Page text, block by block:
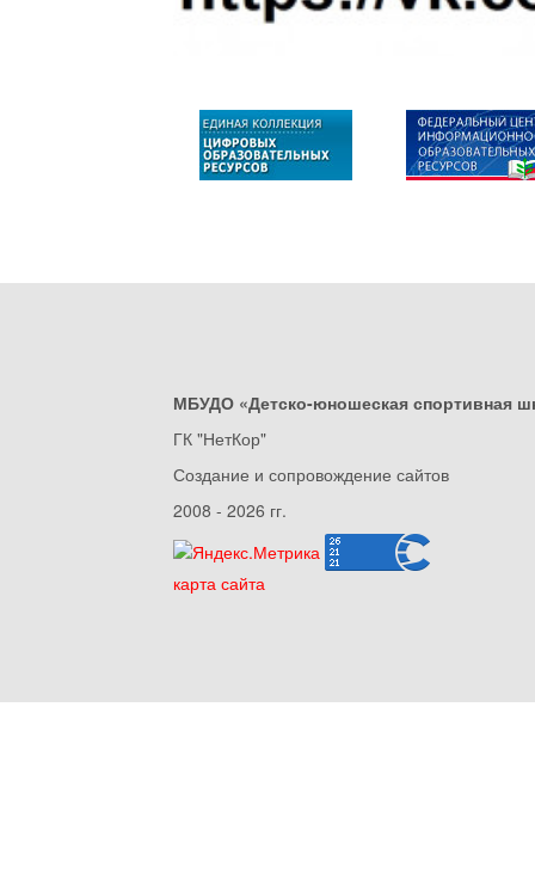
МБУДО «Детско-юношеская спортивная
ГК "НетКор"
Создание и сопровождение сайтов
2008 - 2026 гг.
карта сайта